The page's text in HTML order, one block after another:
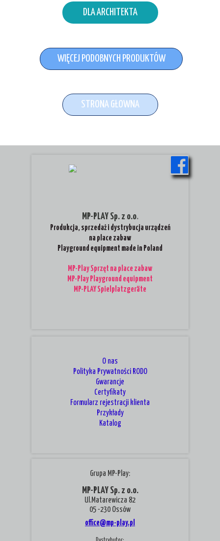
WIĘCEJ PODOBNYCH PRODUKTÓW
STRONA GŁOWNA
DLA ARCHITEKTA
O nas
Polityka Prywatności RODO
Gwarancje
Certyfikaty
Formularz rejestracji klienta
Przykłady
Katalog
Grupa MP-Play:
MP-PLAY Sp. z o.o.
Ul.Matarewicza 82
05 -230 Ossów
office@mp-play.pl
MP-PLAY Sp. z o.o.
Produkcja, sprzedaż i dystrybucja urządzeń
na place zabaw
Playground equipment made in Poland
MP-Play Sprzęt na place zabaw
MP-Play Playground equipment
MP-PLAY Spielplatzgeräte